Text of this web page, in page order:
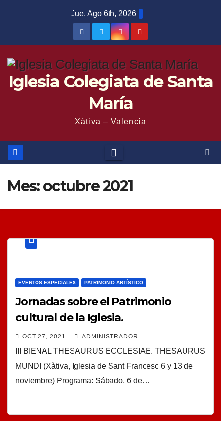
Jue. Ago 6th, 2026
Iglesia Colegiata de Santa
María
Xàtiva – Valencia
Mes:octubre 2021
EVENTOS ESPECIALES PATRIMONIO ARTÍSTICO
Jornadas sobre el Patrimonio
cultural de la Iglesia.
OCT 27, 2021 ADMINISTRADOR
III BIENAL THESAURUS ECCLESIAE. THESAURUS
MUNDI (Xàtiva, Iglesia de Sant Francesc 6 y 13 de
noviembre) Programa: Sábado, 6 de…